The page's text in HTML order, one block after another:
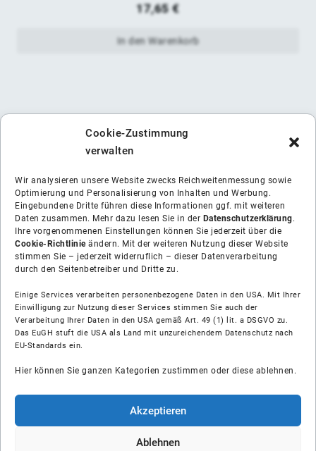
Cookie-Zustimmung
verwalten
Wir analysieren unsere Website zwecks Reichweitenmessung sowie
Optimierung und Personalisierung von Inhalten und Werbung.
Eingebundene Dritte führen diese Informationen ggf. mit weiteren
Daten zusammen. Mehr dazu lesen Sie in der Datenschutzerklärung.
Ihre vorgenommenen Einstellungen können Sie jederzeit über die
Cookie-Richtlinieändern. Mit der weiteren Nutzung dieser Website
stimmen Sie – jederzeit widerruflich – dieser Datenverarbeitung
durch den Seitenbetreiber und Dritte zu.
Einige Services verarbeiten personenbezogene Daten in den USA. Mit Ihrer
Einwilligung zur Nutzung dieser Services stimmen Sie auch der
Verarbeitung Ihrer Daten in den USA gemäß Art. 49 (1) lit. a DSGVO zu.
Das EuGH stuft die USA als Land mit unzureichendem Datenschutz nach
EU-Standards ein.
Hier können Sie ganzen Kategorien zustimmen oder diese ablehnen.
Akzeptieren
Ablehnen
17,65€
In den Warenkorb
Über uns
Soziale Medien